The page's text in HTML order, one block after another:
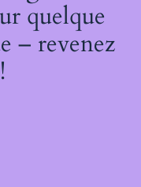
quelque
– revenez